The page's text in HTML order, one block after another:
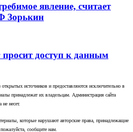
явление, считает
Зорькин
доступ к данным
источников и предоставляются исключительно в
принадлежат их владельцам. Администрация сайта
не несет.
которые нарушают авторские права, принадлежащие
сообщите нам.